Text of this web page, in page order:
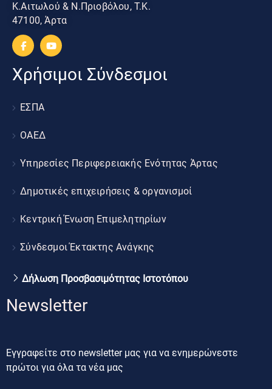
Κ.Αιτωλού & Ν.Πριοβόλου, Τ.Κ.
47100, Άρτα
Χρήσιμοι Σύνδεσμοι
ΕΣΠΑ
ΟΑΕΔ
Υπηρεσίες Περιφερειακής Ενότητας Άρτας
Δημοτικές επιχειρήσεις & οργανισμοί
Κεντρική Ένωση Επιμελητηρίων
Σύνδεσμοι Έκτακτης Ανάγκης
Δήλωση Προσβασιμότητας Ιστοτόπου
Newsletter
Εγγραφείτε στο newsletter μας για να ενημερώνεστε
πρώτοι για όλα τα νέα μας